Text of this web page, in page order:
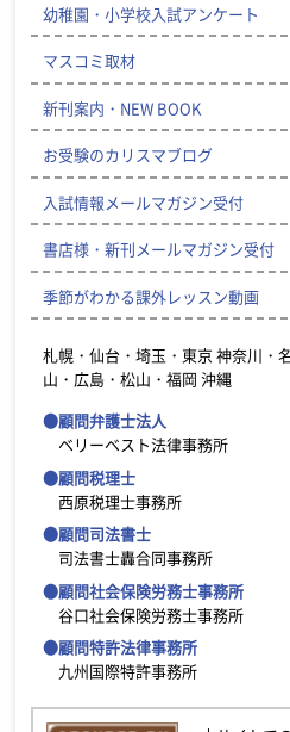
幼稚園・小学校入試アンケート
マスコミ取材
新刊案内・NEW BOOK
お受験のカリスマブログ
入試情報メールマガジン受付
書店様・新刊メールマガジン受付
季節がわかる課外レッスン動画
札幌・仙台・埼玉・東京神奈川・
山・広島・松山・福岡 沖縄
●顧問弁護士法人
ベリーベスト法律事務所
●顧問税理士
西原税理士事務所
●顧問司法書士
司法書士轟合同事務所
●顧問社会保険労務士事務所
谷口社会保険労務士事務所
●顧問特許法律事務所
九州国際特許事務所